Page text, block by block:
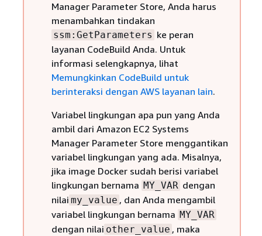
Manager Parameter Store, Anda harus
menambahkan tindakan
ssm:GetParameters ke peran
layanan CodeBuild Anda. Untuk
informasi selengkapnya, lihat
Memungkinkan CodeBuild untuk
berinteraksi dengan AWS layanan lain.
Variabel lingkungan apa pun yang Anda
ambil dari Amazon EC2 Systems
Manager Parameter Store menggantikan
variabel lingkungan yang ada. Misalnya,
jika image Docker sudah berisi variabel
lingkungan bernama MY_VAR dengan
nilai my_value , dan Anda mengambil
variabel lingkungan bernama MY_VAR
dengan nilai other_value , maka